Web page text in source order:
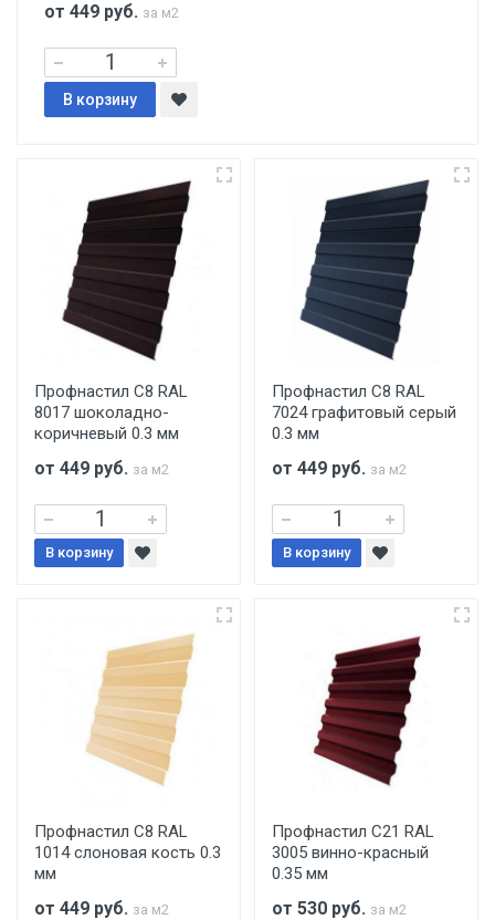
от 449 руб. за м2
В корзину
Профнастил С8 RAL
8017 шоколадно-
коричневый 0.3 мм
от 449 руб. за м2
В корзину
Профнастил С8 RAL
7024 графитовый серый
0.3 мм
от 449 руб. за м2
В корзину
Профнастил С8 RAL
1014 слоновая кость 0.3
мм
от 449 руб. за м2
Профнастил С21 RAL
3005 винно-красный
0.35 мм
от 530 руб. за м2